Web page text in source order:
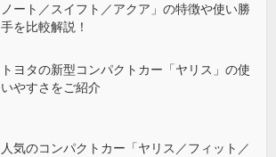
ノート／スイフト／アクア」の特徴や使い勝
手を比較解説！
トヨタの新型コンパクトカー「ヤリス」の使
いやすさをご紹介
人気のコンパクトカー「ヤリス／フィット／